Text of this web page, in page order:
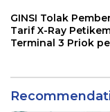
GINSI Tolak
Tarif X-Ray
Terminal 3 Priok